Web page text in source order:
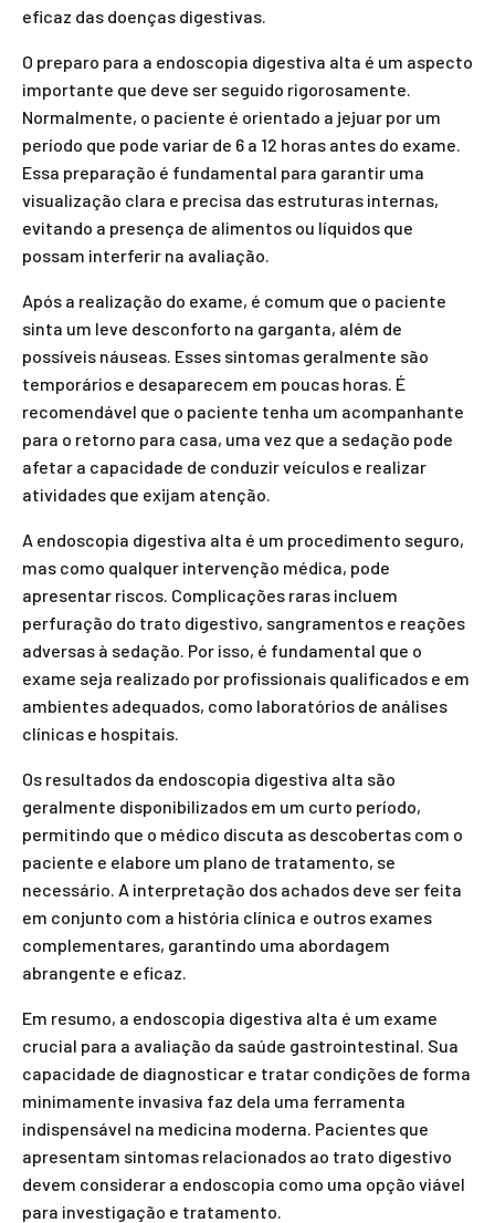
eficaz das doenças digestivas.
O preparo para a endoscopia digestiva alta é um aspecto
importante que deve ser seguido rigorosamente.
Normalmente, o paciente é orientado a jejuar por um
período que pode variar de 6 a 12 horas antes do exame.
Essa preparação é fundamental para garantir uma
visualização clara e precisa das estruturas internas,
evitando a presença de alimentos ou líquidos que
possam interferir na avaliação.
Após a realização do exame, é comum que o paciente
sinta um leve desconforto na garganta, além de
possíveis náuseas. Esses sintomas geralmente são
temporários e desaparecem em poucas horas. É
recomendável que o paciente tenha um acompanhante
para o retorno para casa, uma vez que a sedação pode
afetar a capacidade de conduzir veículos e realizar
atividades que exijam atenção.
A endoscopia digestiva alta é um procedimento seguro,
mas como qualquer intervenção médica, pode
apresentar riscos. Complicações raras incluem
perfuração do trato digestivo, sangramentos e reações
adversas à sedação. Por isso, é fundamental que o
exame seja realizado por profissionais qualificados e em
ambientes adequados, como laboratórios de análises
clínicas e hospitais.
Os resultados da endoscopia digestiva alta são
geralmente disponibilizados em um curto período,
permitindo que o médico discuta as descobertas com o
paciente e elabore um plano de tratamento, se
necessário. A interpretação dos achados deve ser feita
em conjunto com a história clínica e outros exames
complementares, garantindo uma abordagem
abrangente e eficaz.
Em resumo, a endoscopia digestiva alta é um exame
crucial para a avaliação da saúde gastrointestinal. Sua
capacidade de diagnosticar e tratar condições de forma
minimamente invasiva faz dela uma ferramenta
indispensável na medicina moderna. Pacientes que
apresentam sintomas relacionados ao trato digestivo
devem considerar a endoscopia como uma opção viável
para investigação e tratamento.